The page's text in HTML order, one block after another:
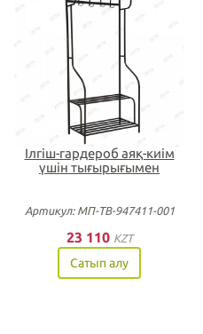
Ілгіш-гардероб аяқ-киім
үшін тығырығымен
Артикул: МП-ТВ-947411-001
23 110 KZT
Сатып алу